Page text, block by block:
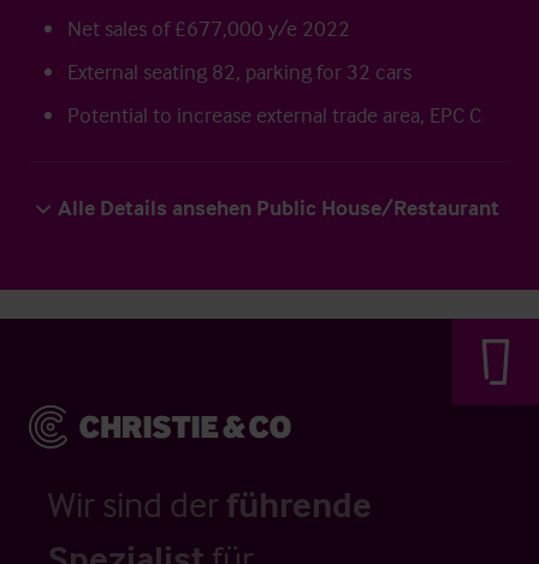
Net sales of £677,000 y/e 2022
External seating 82, parking for 32 cars
Potential to increase external trade area, EPC C
Alle Details ansehen Public House/Restaurant
Wir sind der führende